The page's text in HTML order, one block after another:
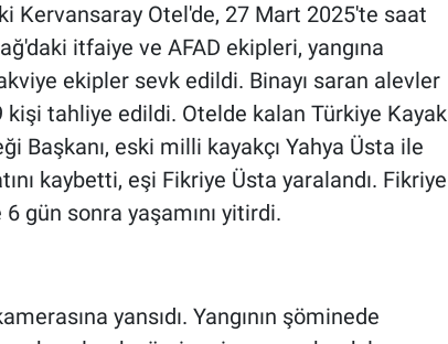
Kervansaray Otel'de, 27 Mart 2025'te saat
itfaiye ve AFAD ekipleri, yangına
ekipler sevk edildi. Binayı saran alevler
tahliye edildi. Otelde kalan Türkiye Kayak
Başkanı, eski milli kayakçı Yahya Üsta ile
kaybetti, eşi Fikriye Üsta yaralandı. Fikriye
gün sonra yaşamını yitirdi.
yansıdı. Yangının şöminede